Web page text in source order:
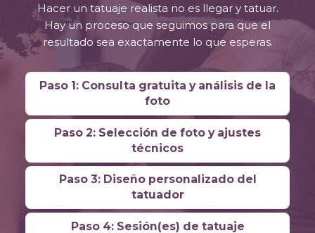
Hacer un tatuaje realista no es llegar y tatuar.
Hay un proceso que seguimos para que el
resultado sea exactamente lo que esperas.
Paso 1: Consulta gratuita y análisis de la
foto
Paso 2: Selección de foto y ajustes
técnicos
Paso 3: Diseño personalizado del
tatuador
Paso 4: Sesión(es) de tatuaje